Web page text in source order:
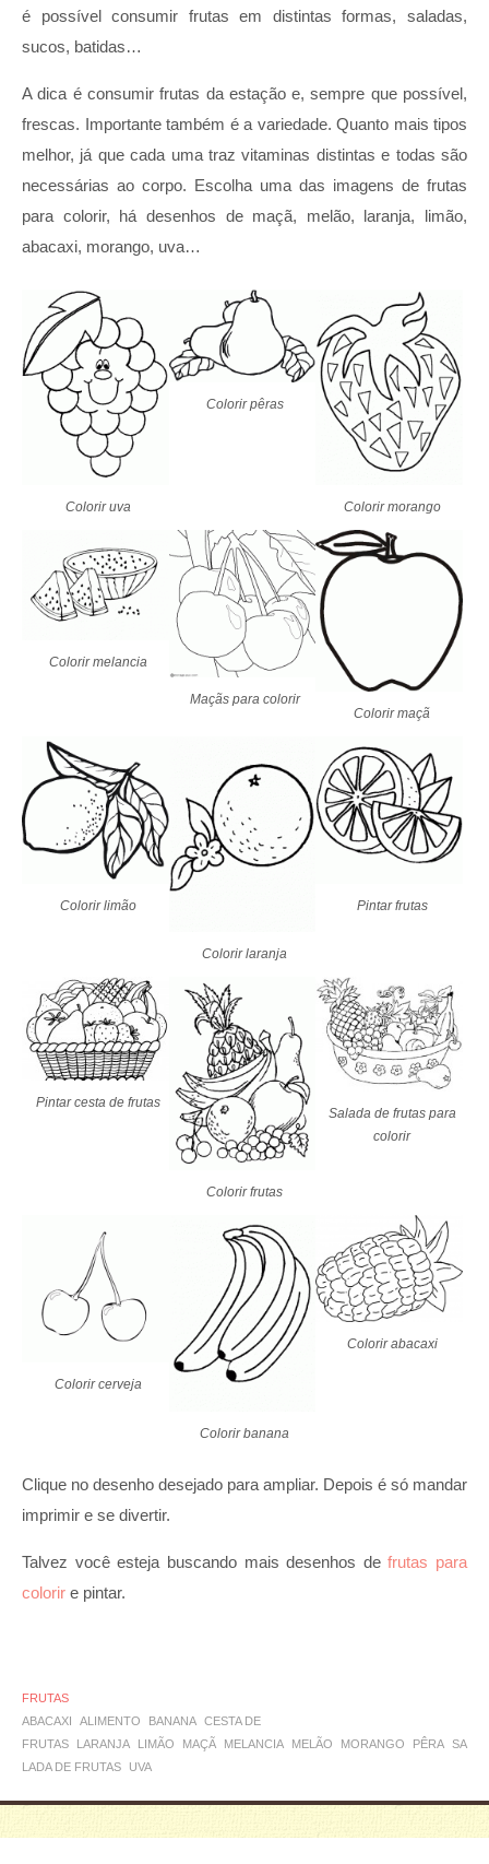
é possível consumir frutas em distintas formas, saladas,
sucos, batidas…
A dica é consumir frutas da estação e, sempre que possível,
frescas. Importante também é a variedade. Quanto mais tipos
melhor, já que cada uma traz vitaminas distintas e todas são
necessárias ao corpo. Escolha uma das imagens de frutas
para colorir, há desenhos de maçã, melão, laranja, limão,
abacaxi, morango, uva…
Colorir uva
Colorir pêras
Colorir morango
Colorir melancia
Maçãs para colorir
Colorir maçã
Colorir limão
Colorir laranja
Pintar frutas
Pintar cesta de frutas
Colorir frutas
Salada de frutas para
colorir
Colorir cerveja
Colorir banana
Colorir abacaxi
Clique no desenho desejado para ampliar. Depois é só mandar
imprimir e se divertir.
Talvez você esteja buscando mais desenhos defrutas para
colorir e pintar.
FRUTAS
ABACAXI
ALIMENTO BANANA CESTA DE
FRUTAS
LARANJA LIMÃO MAÇÃ MELANCIA MELÃO MORANGO PÊRA SA
LADA DE FRUTAS
UVA